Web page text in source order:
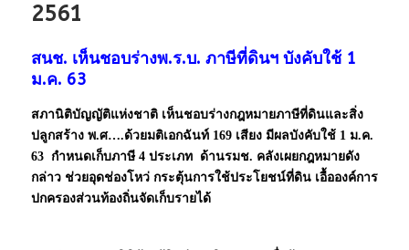
2561
สนช. เห็นชอบร่างพ.ร.บ. ภาษีที่ดินฯ บังคับใช้ 1
ม.ค. 63
สภานิติบัญญัติแห่งชาติ เห็นชอบร่างกฎหมายภาษีที่ดินและสิ่ง
ปลูกสร้าง พ.ศ….ด้วยมติเอกฉันท์ 169 เสียง มีผลบังคับใช้ 1 ม.ค.
63 กำหนดเก็บภาษี 4 ประเภท ด้านรมช. คลังเผยกฎหมายดัง
กล่าว ช่วยอุดช่องโหว่ กระตุ้นการใช้ประโยชน์ที่ดิน เอื้อองค์การ
ปกครองส่วนท้องถิ่นจัดเก็บรายได้